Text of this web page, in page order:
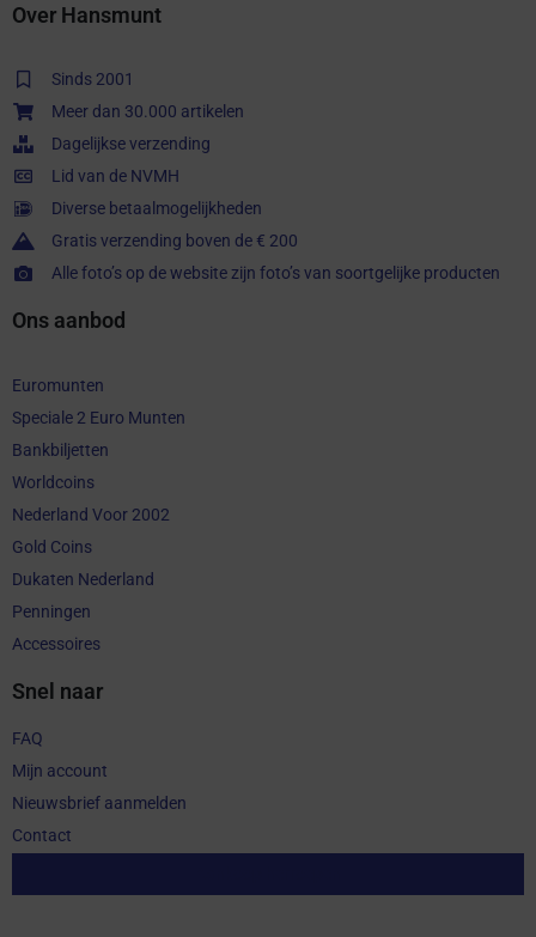
Over Hansmunt
Sinds 2001
Meer dan 30.000 artikelen
Dagelijkse verzending
Lid van de NVMH
Diverse betaalmogelijkheden
Gratis verzending boven de € 200
Alle foto’s op de website zijn foto’s van soortgelijke producten
Ons aanbod
Euromunten
Speciale 2 Euro Munten
Bankbiljetten
Worldcoins
Nederland Voor 2002
Gold Coins
Dukaten Nederland
Penningen
Accessoires
Snel naar
FAQ
Mijn account
Nieuwsbrief aanmelden
Contact